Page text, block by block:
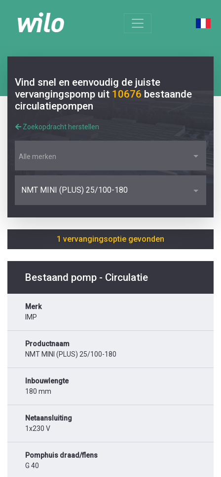
Vind snel en eenvoudig de juiste
vervangingspomp uit 10676 bestaande
circulatiepompen
Zoekopdracht herstellen
Alle merken
NMT MINI (PLUS) 25/100-180
1 vervangingsoptie gevonden
Bestaand pomp - Circulatie
Merk
IMP
Productnaam
NMT MINI (PLUS) 25/100-180
Inbouwlengte
180 mm
Netaansluiting
1x230 V
Pomphuis draad/flens
G 40